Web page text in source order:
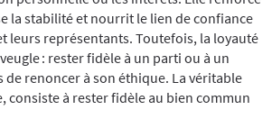
la stabilité et nourrit le lien de confiance
leurs représentants. Toutefois, la loyauté
: rester fidèle à un parti ou à un
de renoncer à son éthique. La véritable
consiste à rester fidèle au bien commun